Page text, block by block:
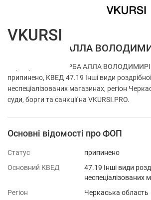
ФОП ВЕРБА АЛЛА
Перевірка ФОП ВЕРБА АЛЛА
припинено, КВЕД 47.19 Інші види роздрібної
неспеціалізованих магазинах, регіон
суди, борги та санкції на VKURSI.PRO.
Основні відомості про ФОП
Статус
припинено
Основний КВЕД
47.19 Інші види
неспеціалізованих
Регіон
Черкаська область
VKURSI